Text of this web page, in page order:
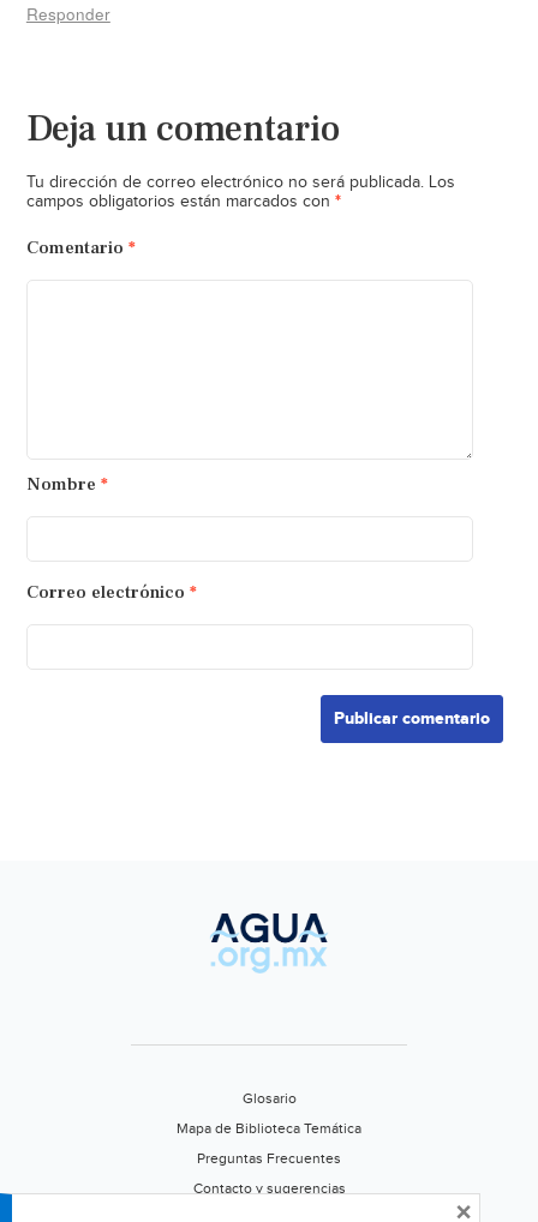
Responder
Deja un comentario
Tu dirección de correo electrónico no será publicada. Los
campos obligatorios están marcados con *
Comentario *
Nombre *
Correo electrónico *
Glosario
Mapa de Biblioteca Temática
Preguntas Frecuentes
Contacto y sugerencias
×